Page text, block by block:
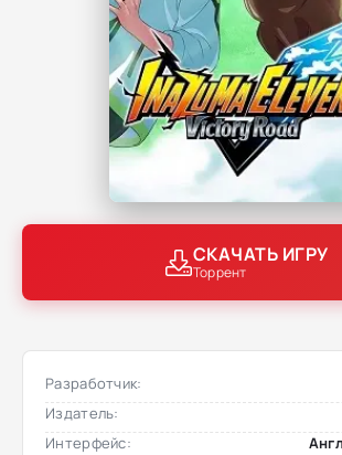
СКАЧАТЬ ИГРУ
Торрент
Разработчик:
Издатель:
Интерфейс: